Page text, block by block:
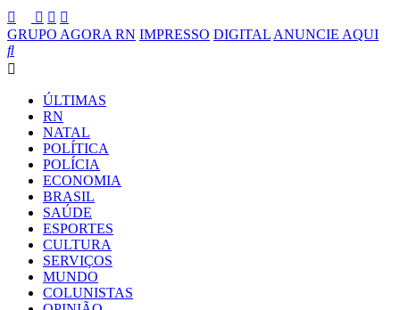
GRUPO AGORA RN IMPRESSO DIGITAL ANUNCIE AQUI
ÚLTIMAS
RN
NATAL
POLÍTICA
POLÍCIA
ECONOMIA
BRASIL
SAÚDE
ESPORTES
CULTURA
SERVIÇOS
MUNDO
COLUNISTAS